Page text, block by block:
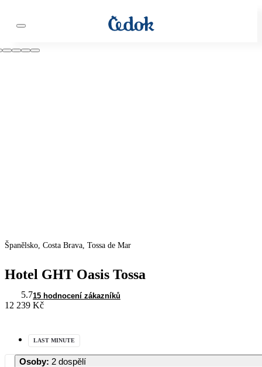
Španělsko, Costa Brava, Tossa de Mar
Hotel GHT Oasis Tossa
5.715 hodnocení zákazníků
12 239 Kč
LAST MINUTE
Osoby: 2 dospělí